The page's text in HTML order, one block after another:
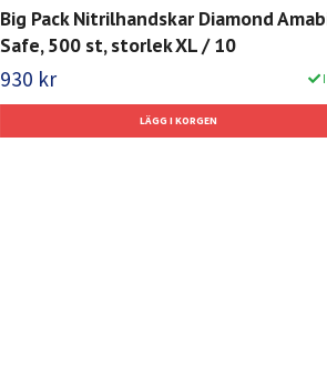
Big Pack Nitrilhandskar Diamond
Safe, 500 st, storlek XL / 10
930 kr